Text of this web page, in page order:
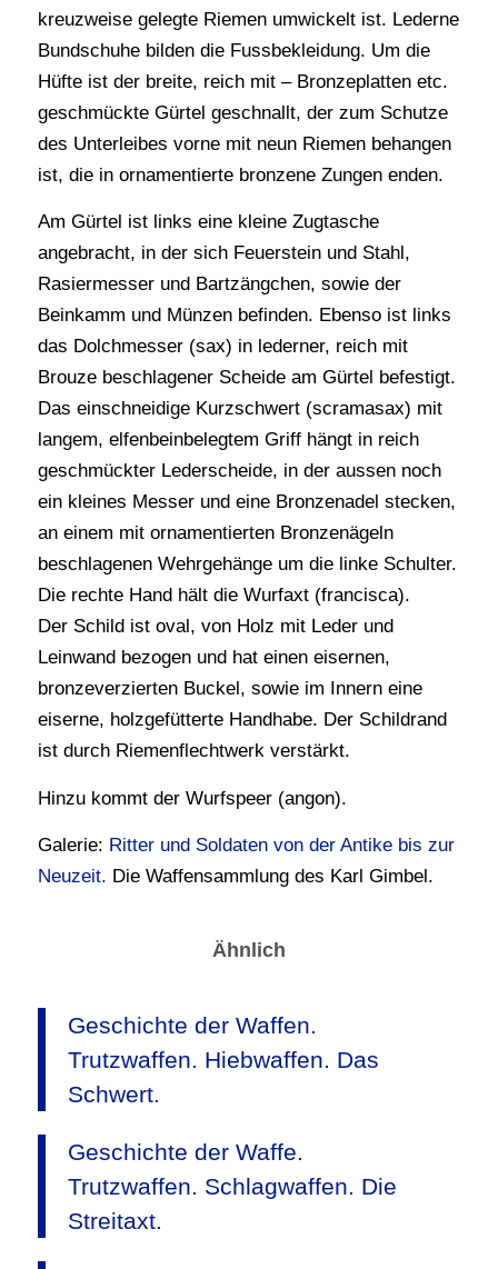
kreuzweise gelegte Riemen umwickelt ist. Lederne
Bundschuhe bilden die Fussbekleidung. Um die
Hüfte ist der breite, reich mit – Bronzeplatten etc.
geschmückte Gürtel geschnallt, der zum Schutze
des Unterleibes vorne mit neun Riemen behangen
ist, die in ornamentierte bronzene Zungen enden.
Am Gürtel ist links eine kleine Zugtasche
angebracht, in der sich Feuerstein und Stahl,
Rasiermesser und Bartzängchen, sowie der
Beinkamm und Münzen befinden. Ebenso ist links
das Dolchmesser (sax) in lederner, reich mit
Brouze beschlagener Scheide am Gürtel befestigt.
Das einschneidige Kurzschwert (scramasax) mit
langem, elfenbeinbelegtem Griff hängt in reich
geschmückter Lederscheide, in der aussen noch
ein kleines Messer und eine Bronzenadel stecken,
an einem mit ornamentierten Bronzenägeln
beschlagenen Wehrgehänge um die linke Schulter.
Die rechte Hand hält die Wurfaxt (francisca).
Der Schild ist oval, von Holz mit Leder und
Leinwand bezogen und hat einen eisernen,
bronzeverzierten Buckel, sowie im Innern eine
eiserne, holzgefütterte Handhabe. Der Schildrand
ist durch Riemenflechtwerk verstärkt.
Hinzu kommt der Wurfspeer (angon).
Galerie: Ritter und Soldaten von der Antike bis zur
Neuzeit. Die Waffensammlung des Karl Gimbel.
Ähnlich
Geschichte der Waffen.
Trutzwaffen. Hiebwaffen. Das
Schwert.
Geschichte der Waffe.
Trutzwaffen. Schlagwaffen. Die
Streitaxt.